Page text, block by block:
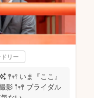
リー
ここ』
影 𖡡𖥧𖤣 ブライダル